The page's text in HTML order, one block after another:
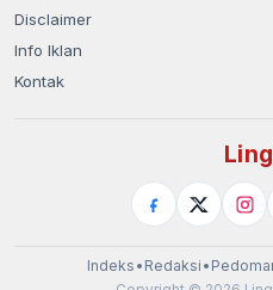
Disclaimer
Info Iklan
Kontak
Indeks • Redaksi •